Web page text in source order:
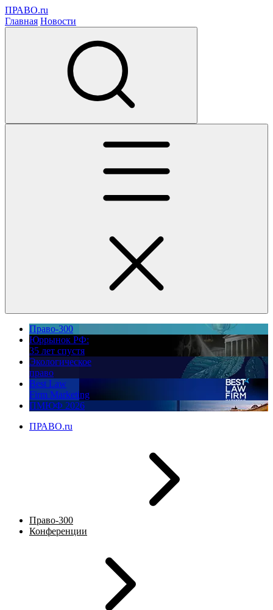
ПРАВО.ru
Главная Новости
Право-300
Юррынок РФ:
35 лет спустя
Экологическое
право
Best Law
Firm Marketing
ПМЮФ 2026
ПРАВО.ru
Право-300
Конференции